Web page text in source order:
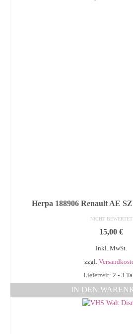
Herpa 188906 Renault AE
NICHT BEWERTET
15,00 €
inkl. MwSt.
zzgl.
Lieferzeit: 2 - 3
IN DEN